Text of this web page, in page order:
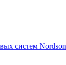
систем Nordson